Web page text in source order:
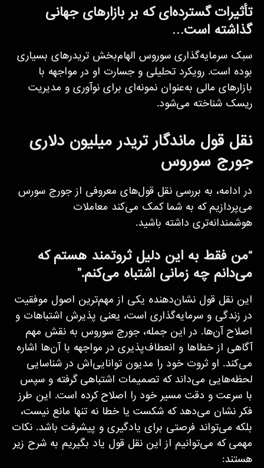
تأثیرات گسترده‌ای که بر بازارهای جهانی
گذاشته است…
سبک سرمایه‌گذاری سوروس الهام‌بخش تریدرهای بسیاری
بوده است. رویکرد تحلیلی و جسارت او در مواجهه با
بازارهای مالی به‌عنوان نمونه‌ای برای نوآوری و مدیریت
ریسک شناخته می‌شود.
نقل قول ماندگار تریدر میلیون دلاری
جورج سوروس
در ادامه، به بررسی نقل قول‌های معروفی از جورج سورس
می‌پردازیم که به شما کمک می‌کند معاملات
هوشمندانه‌تری داشته باشید.
“من فقط به این دلیل ثروتمند هستم که
می‌دانم چه زمانی اشتباه می‌کنم.”
این نقل قول نشان‌دهنده یکی از مهم‌ترین اصول موفقیت
در زندگی و سرمایه‌گذاری است، یعنی پذیرش اشتباهات و
اصلاح آن‌ها. در این جمله، جورج سوروس به نقش مهم
آگاهی از خطاها و انعطاف‌پذیری در مواجهه با آن‌ها اشاره
می‌کند. او ثروت خود را مدیون توانایی‌اش در شناسایی
لحظه‌هایی می‌داند که تصمیمات اشتباهی گرفته و سپس
با سرعت و دقت مسیر خود را اصلاح کرده است. این طرز
فکر نشان می‌دهد که شکست یا خطا نه تنها مانع نیست،
بلکه می‌تواند فرصتی برای یادگیری و پیشرفت باشد. نکات
مهمی که می‌توانیم از این نقل قول یاد بگیریم به شرح زیر
هستند: